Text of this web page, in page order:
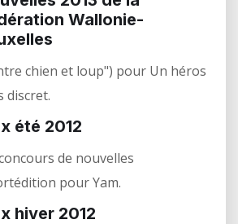
Wallonie-
chien et loup") pour Un héros
discret.
été 2012
de nouvelles
pour Yam.
hiver 2012